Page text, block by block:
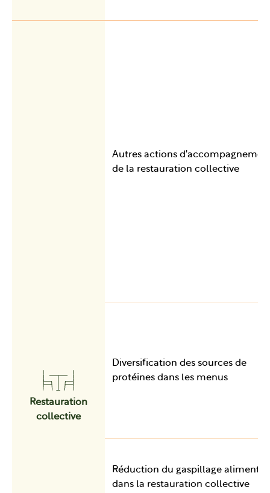
Restauration
collective
Autres actions
de la restauration collective
Diversification des sources de
protéines dans les menus
Réduction du gaspillage
dans la restauration collective